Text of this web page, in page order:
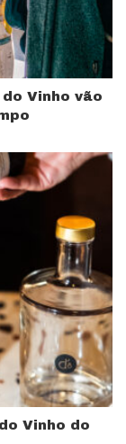
Vinho vão
Vinho do